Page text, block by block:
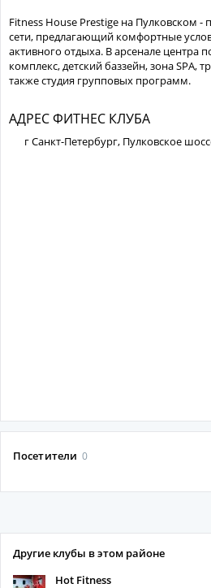
Fitness House Prestige на Пулковском
сети, предлагающий комфортные
активного отдыха. В арсенале центра
комплекс, детский баззейн, зона SPA,
также студия групповых программ.
АДРЕС ФИТНЕС КЛУБА
г Санкт-Петербург, Пулковское
Посетители 0
Другие клубы в этом районе
Hot Fitness